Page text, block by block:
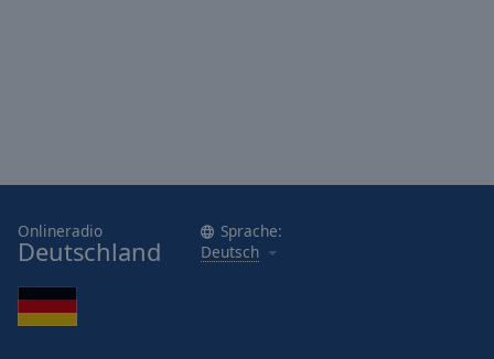
Onlineradio
Deutschland
Sprache:
Deutsch